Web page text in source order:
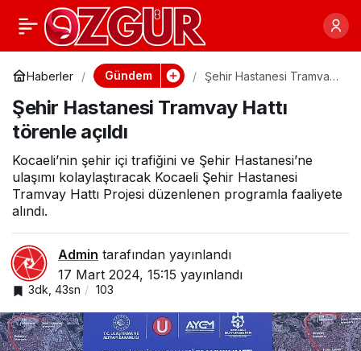
Haberler Gündem
Şehir Hastanesi Tramvay
Şehir Hastanesi Tramvay Hattı
törenle açıldı
Kocaeli’nin şehir içi trafiğini ve Şehir Hastanesi’ne
ulaşımı kolaylaştıracak Kocaeli Şehir Hastanesi
Tramvay Hattı Projesi düzenlenen programla faaliyete
alındı.
Admin tarafından yayınlandı
17 Mart 2024, 15:15 yayınlandı
3dk, 43sn 103
Başkan Çerçioğlu,
Efekent Pazarında
Vatandaşlarla Bir
Araya Geldi
Paylaş